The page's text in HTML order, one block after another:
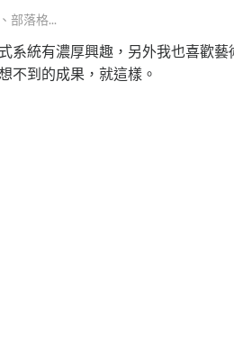
部落格...
系統有濃厚興趣，另外我也喜歡
不到的成果，就這樣。